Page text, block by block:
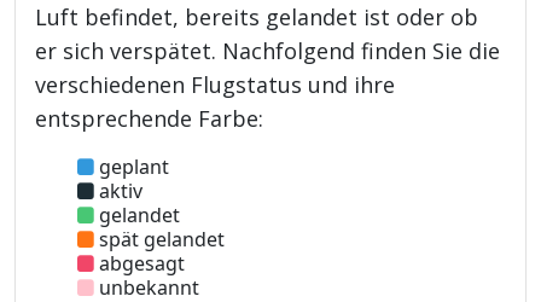
Luft befindet, bereits gelandet ist oder ob
er sich verspätet. Nachfolgend finden Sie die
verschiedenen Flugstatus und ihre
entsprechende Farbe:
geplant
aktiv
gelandet
spät gelandet
abgesagt
unbekannt